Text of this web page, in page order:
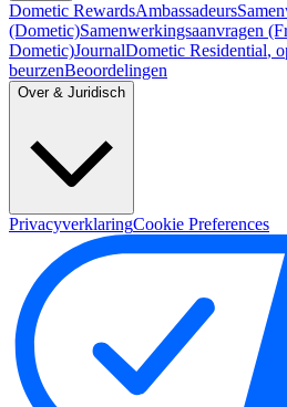
Dometic RewardsAmbassadeurs
(Dometic)Samenwerkingsaanvragen
Dometic)JournalDometic Residential,
beurzenBeoordelingen
Over & Juridisch
PrivacyverklaringCookie Preferences